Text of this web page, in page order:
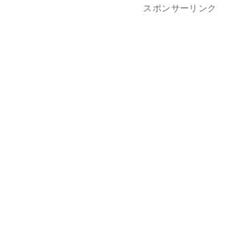
スポンサーリンク